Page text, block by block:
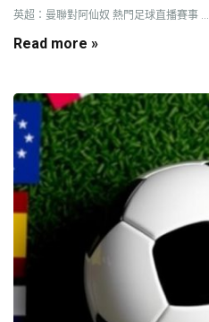
英超：曼聯對阿仙奴 熱門足球直播賽事 ...
Read more »